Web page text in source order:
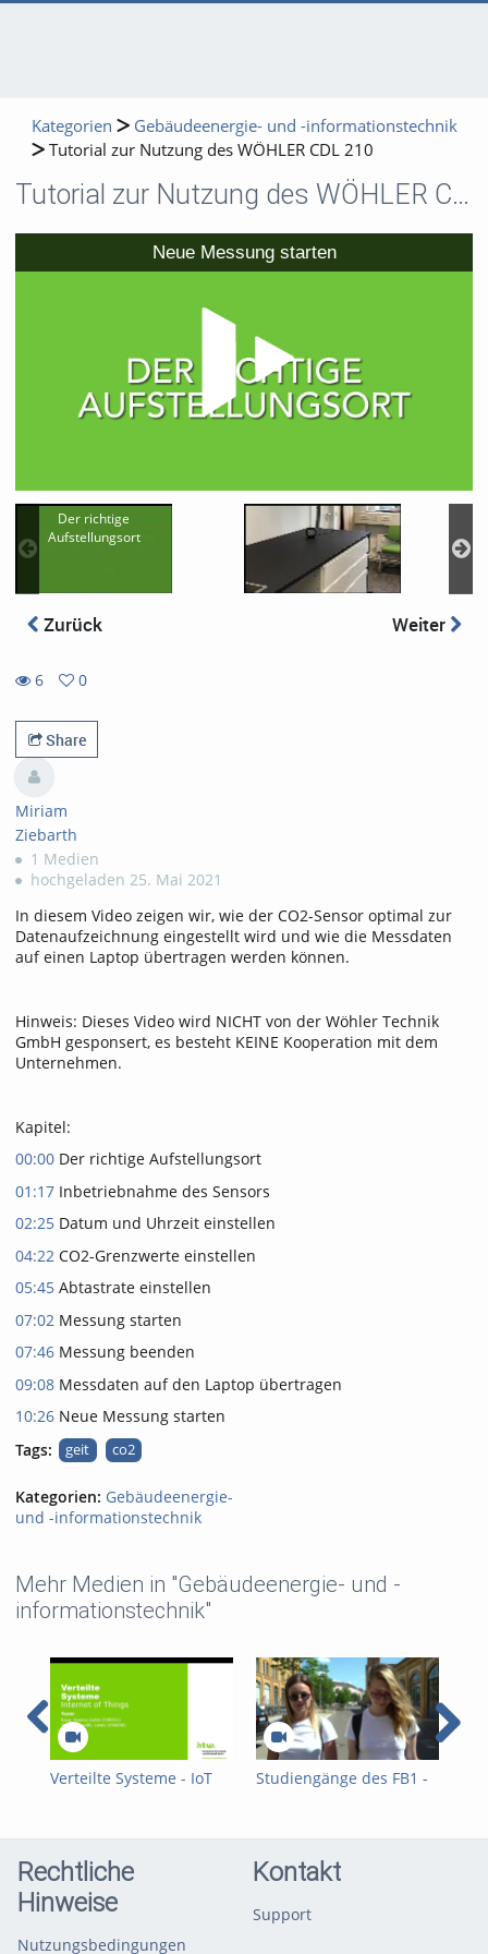
Kategorien
Gebäudeenergie- und -informationstechnik
Tutorial zur Nutzung des WÖHLER CDL 210
Tutorial zur Nutzung des WÖHLER CDL 210
Neue Messung starten
Der richtige
Aufstellungsort
Zurück Weiter
6
views
0
favorites
Share
Miriam
Ziebarth
1 Medien
hochgeladen 25. Mai 2021
In diesem Video zeigen wir, wie der CO2-Sensor optimal zur
Datenaufzeichnung eingestellt wird und wie die Messdaten
auf einen Laptop übertragen werden können.
Hinweis: Dieses Video wird NICHT von der Wöhler Technik
GmbH gesponsert, es besteht KEINE Kooperation mit dem
Unternehmen.
Kapitel:
00:00 Der richtige Aufstellungsort
01:17 Inbetriebnahme des Sensors
02:25 Datum und Uhrzeit einstellen
04:22 CO2-Grenzwerte einstellen
05:45 Abtastrate einstellen
07:02 Messung starten
07:46 Messung beenden
09:08 Messdaten auf den Laptop übertragen
10:26 Neue Messung starten
Tags:
geit co2
Kategorien: Gebäudeenergie-
und -informationstechnik
Mehr Medien in "Gebäudeenergie- und -
informationstechnik"
Verteilte Systeme - IoT
Studiengänge des FB1 -
Rechtliche
Hinweise
Nutzungsbedingungen
Kontakt
Support